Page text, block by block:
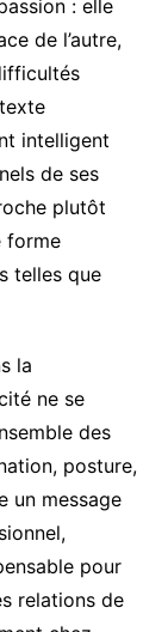
: elle
de l’autre,
intelligent
de ses
plutôt
forme
telles que
la
ne se
des
posture,
un message
pour
relations de